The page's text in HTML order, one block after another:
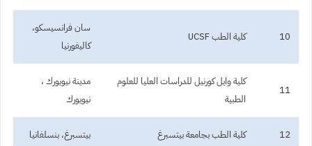
10 كلية الطب UCSF
سان فرانسيسكو،
كاليفورنيا
11
كلية وايل كورنيل للدراسات العليا للعلوم
الطبية
مدينة نيويورك ،
نيويورك
12 كلية الطب بجامعة بيتسبرغ بيتسبرغ، بنسلفانيا